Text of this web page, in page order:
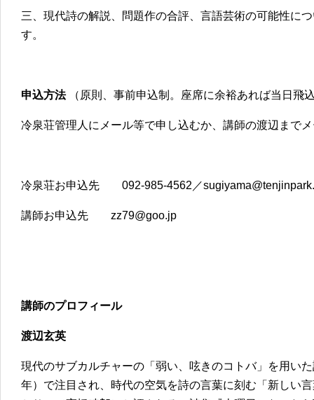
三、現代詩の解説、問題作の合評、言語芸術の可能性に
す。
申込方法（原則、事前申込制。座席に余裕あれば当日飛
冷泉荘管理人にメール等で申し込むか、講師の渡辺まで
冷泉荘お申込先 092-985-4562／
講師お申込先 zz79@goo.jp
講師のプロフィール
渡辺玄英
現代のサブカルチャーの「弱い、呟きのコトバ」を用い
年）で注目され、時代の空気を詩の言葉に刻む「新しい